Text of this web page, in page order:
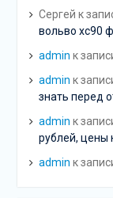
Сергей к
вольво хс90
admin к
admin к
знать перед
admin к
рублей, цены
admin к